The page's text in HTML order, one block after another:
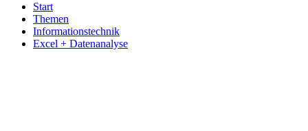
Start
Themen
Informationstechnik
Excel + Datenanalyse